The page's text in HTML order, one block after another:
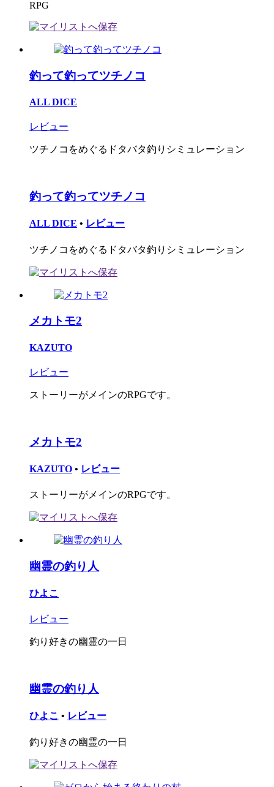
RPG
釣って釣ってツチノコ
ALL DICE
レビュー
ツチノコをめぐるドタバタ釣りシミュレーション
釣って釣ってツチノコ
ALL DICE • レビュー
ツチノコをめぐるドタバタ釣りシミュレーション
メカトモ2
KAZUTO
レビュー
ストーリーがメインのRPGです。
メカトモ2
KAZUTO • レビュー
ストーリーがメインのRPGです。
幽霊の釣り人
ひよこ
レビュー
釣り好きの幽霊の一日
幽霊の釣り人
ひよこ • レビュー
釣り好きの幽霊の一日